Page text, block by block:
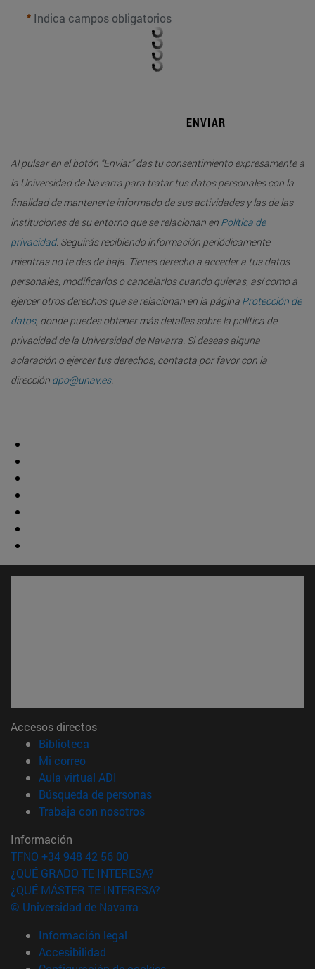
Indica campos obligatorios
ENVIAR
Al pulsar en el botón “Enviar” das tu consentimiento expresamente a
la Universidad de Navarra para tratar tus datos personales con la
finalidad de mantenerte informado de sus actividades y las de las
instituciones de su entorno que se relacionan en Política de
privacidad. Seguirás recibiendo información periódicamente
mientras no te des de baja. Tienes derecho a acceder a tus datos
personales, modificarlos o cancelarlos cuando quieras, así como a
ejercer otros derechos que se relacionan en la página Protección de
datos, donde puedes obtener más detalles sobre la política de
privacidad de la Universidad de Navarra. Si deseas alguna
aclaración o ejercer tus derechos, contacta por favor con la
dirección dpo@unav.es.
Accesos directos
Biblioteca
Mi correo(abre en nueva ventana)
Aula virtual ADI
Búsqueda de personas(abre en nueva ventana)
Trabaja con nosotros(abre en nueva ventana)
Información
TFNO +34 948 42 56 00
¿QUÉ GRADO TE INTERESA?
¿QUÉ MÁSTER TE INTERESA?
© Universidad de Navarra
Información legal
Accesibilidad